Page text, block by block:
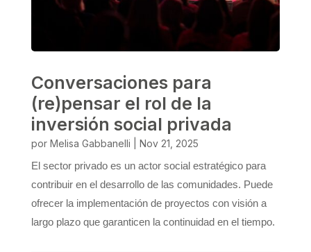
Conversaciones para
(re)pensar el rol de la
inversión social privada
por Melisa Gabbanelli
Nov 21, 2025
El sector privado es un actor social estratégico para
contribuir en el desarrollo de las comunidades. Puede
ofrecer la implementación de proyectos con visión a
largo plazo que garanticen la continuidad en el tiempo.